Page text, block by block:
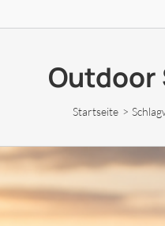
Outdoor
Startseite